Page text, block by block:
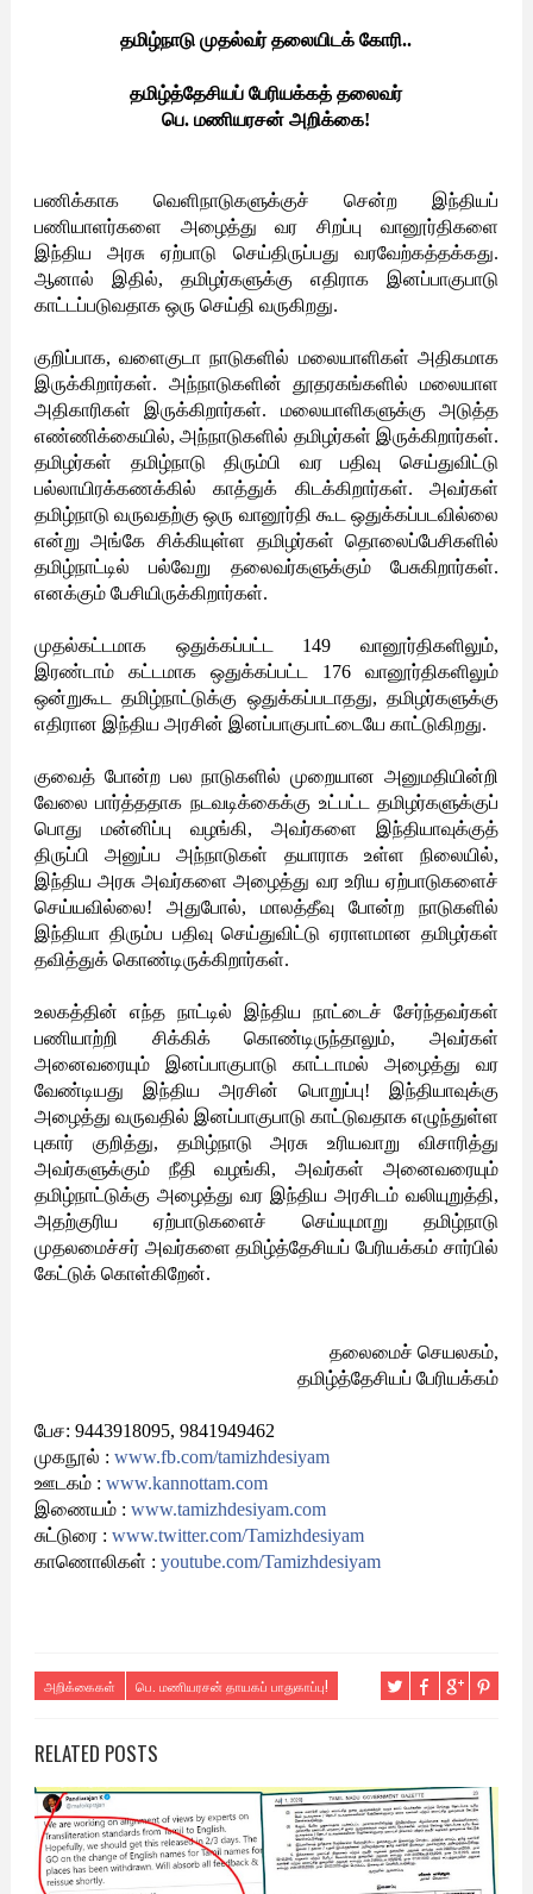
தமிழ்நாடு முதல்வர் தலையிடக் கோரி..
தமிழ்த்தேசியப் பேரியக்கத் தலைவர்
பெ. மணியரசன் அறிக்கை!
பணிக்காக வெளிநாடுகளுக்குச் சென்ற இந்தியப்
பணியாளர்களை அழைத்து வர சிறப்பு வானூர்திகளை
இந்திய அரசு ஏற்பாடு செய்திருப்பது வரவேற்கத்தக்கது.
ஆனால் இதில், தமிழர்களுக்கு எதிராக இனப்பாகுபாடு
காட்டப்படுவதாக ஒரு செய்தி வருகிறது.
குறிப்பாக, வளைகுடா நாடுகளில் மலையாளிகள் அதிகமாக
இருக்கிறார்கள். அந்நாடுகளின் தூதரகங்களில் மலையாள
அதிகாரிகள் இருக்கிறார்கள். மலையாளிகளுக்கு அடுத்த
எண்ணிக்கையில், அந்நாடுகளில் தமிழர்கள் இருக்கிறார்கள்.
தமிழர்கள் தமிழ்நாடு திரும்பி வர பதிவு செய்துவிட்டு
பல்லாயிரக்கணக்கில் காத்துக் கிடக்கிறார்கள். அவர்கள்
தமிழ்நாடு வருவதற்கு ஒரு வானூர்தி கூட ஒதுக்கப்படவில்லை
என்று அங்கே சிக்கியுள்ள தமிழர்கள் தொலைப்பேசிகளில்
தமிழ்நாட்டில் பல்வேறு தலைவர்களுக்கும் பேசுகிறார்கள்.
எனக்கும் பேசியிருக்கிறார்கள்.
முதல்கட்டமாக ஒதுக்கப்பட்ட 149 வானூர்திகளிலும்,
இரண்டாம் கட்டமாக ஒதுக்கப்பட்ட 176 வானூர்திகளிலும்
ஒன்றுகூட தமிழ்நாட்டுக்கு ஒதுக்கப்படாதது, தமிழர்களுக்கு
எதிரான இந்திய அரசின் இனப்பாகுபாட்டையே காட்டுகிறது.
குவைத் போன்ற பல நாடுகளில் முறையான அனுமதியின்றி
வேலை பார்த்ததாக நடவடிக்கைக்கு உட்பட்ட தமிழர்களுக்குப்
பொது மன்னிப்பு வழங்கி, அவர்களை இந்தியாவுக்குத்
திருப்பி அனுப்ப அந்நாடுகள் தயாராக உள்ள நிலையில்,
இந்திய அரசு அவர்களை அழைத்து வர உரிய ஏற்பாடுகளைச்
செய்யவில்லை! அதுபோல், மாலத்தீவு போன்ற நாடுகளில்
இந்தியா திரும்ப பதிவு செய்துவிட்டு ஏராளமான தமிழர்கள்
தவித்துக் கொண்டிருக்கிறார்கள்.
உலகத்தின் எந்த நாட்டில் இந்திய நாட்டைச் சேர்ந்தவர்கள்
பணியாற்றி சிக்கிக் கொண்டிருந்தாலும், அவர்கள்
அனைவரையும் இனப்பாகுபாடு காட்டாமல் அழைத்து வர
வேண்டியது இந்திய அரசின் பொறுப்பு! இந்தியாவுக்கு
அழைத்து வருவதில் இனப்பாகுபாடு காட்டுவதாக எழுந்துள்ள
புகார் குறித்து, தமிழ்நாடு அரசு உரியவாறு விசாரித்து
அவர்களுக்கும் நீதி வழங்கி, அவர்கள் அனைவரையும்
தமிழ்நாட்டுக்கு அழைத்து வர இந்திய அரசிடம் வலியுறுத்தி,
அதற்குரிய ஏற்பாடுகளைச் செய்யுமாறு தமிழ்நாடு
முதலமைச்சர் அவர்களை தமிழ்த்தேசியப் பேரியக்கம் சார்பில்
கேட்டுக் கொள்கிறேன்.
தலைமைச் செயலகம்,
தமிழ்த்தேசியப் பேரியக்கம்
பேச: 9443918095, 9841949462
முகநூல் : www.fb.com/tamizhdesiyam
ஊடகம் : www.kannottam.com
இணையம் : www.tamizhdesiyam.com
சுட்டுரை : www.twitter.com/Tamizhdesiyam
காணொலிகள் : youtube.com/Tamizhdesiyam
அறிக்கைகள் பெ. மணியரசன் தாயகப் பாதுகாப்பு!
RELATED POSTS